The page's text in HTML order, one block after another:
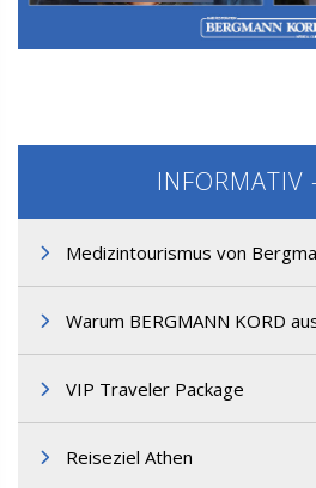
M3. FUT-
INFORMATIV
Medizintourismus von
Warum BERGMANN KORD
VIP Traveler Package
Reiseziel Athen